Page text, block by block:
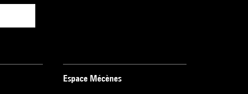
Espace Mécènes